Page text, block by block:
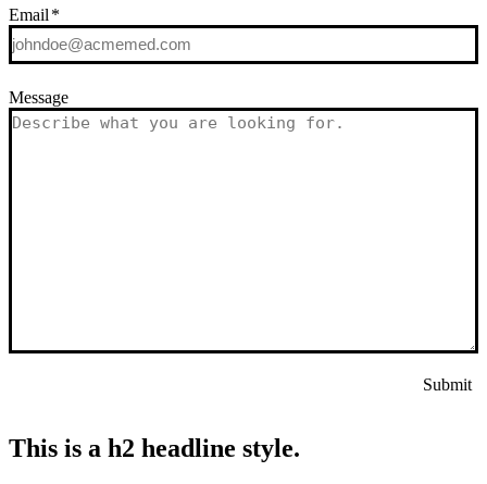
Email *
Message
Submit
This is a h2 headline style.